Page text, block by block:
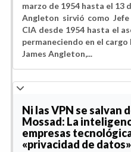
marzo de 1954 hasta el 13
Angleton sirvió como
CIA desde 1954 hasta el
permaneciendo en el cargo
James Angleton,...
Ni las VPN se salvan
Mossad: La
empresas
«privacidad de datos»